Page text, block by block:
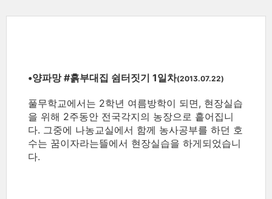
•양파망 ‪#‎흙부대집‬ 쉼터짓기 1일차(2013.07.22)
풀무학교에서는 2학년 여름방학이 되면, 현장실습
을 위해 2주동안 전국각지의 농장으로 흩어집니
다. 그중에 나농교실에서 함께 농사공부를 하던 호
수는 꿈이자라는뜰에서 현장실습을 하게되었습니
다.